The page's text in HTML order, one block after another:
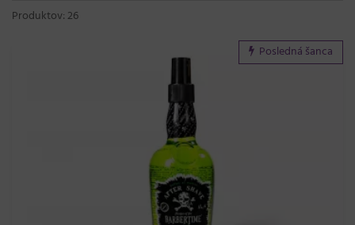
Produktov: 26
Posledná šanca